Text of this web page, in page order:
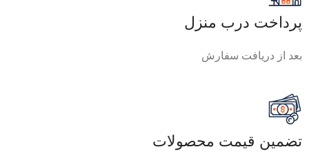
پرداخت درب منزل
بعد از دریافت سفارش
تضمین قیمت محصولات